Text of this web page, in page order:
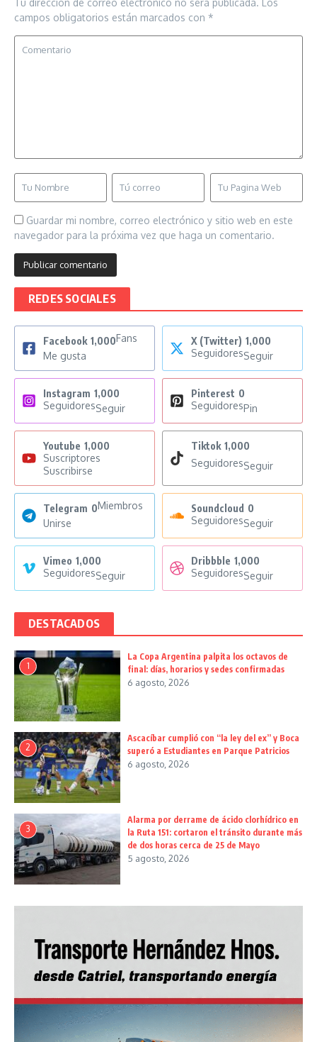
Tu dirección de correo electrónico no será publicada.
Los
campos obligatorios están marcados con *
Guardar mi nombre, correo electrónico y sitio web en este
navegador para la próxima vez que haga un comentario.
REDES SOCIALES
Facebook 1,000Fans
Me gusta
X (Twitter) 1,000
SeguidoresSeguir
Instagram 1,000
SeguidoresSeguir
Pinterest 0
SeguidoresPin
Youtube 1,000
Suscriptores
Suscribirse
Tiktok 1,000
SeguidoresSeguir
Telegram 0Miembros
Unirse
Soundcloud 0
SeguidoresSeguir
Vimeo 1,000
SeguidoresSeguir
Dribbble 1,000
SeguidoresSeguir
DESTACADOS
1
La Copa Argentina palpita los octavos de
final: días, horarios y sedes confirmadas
6 agosto, 2026
2
Ascacíbar cumplió con “la ley del ex” y Boca
superó a Estudiantes en Parque Patricios
6 agosto, 2026
3
Alarma por derrame de ácido clorhídrico en
la Ruta 151: cortaron el tránsito durante más
de dos horas cerca de 25 de Mayo
5 agosto, 2026